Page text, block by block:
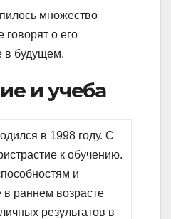
множество
говорят о его
в будущем.
и учеба
в 1998 году. С
к обучению.
и
раннем возрасте
результатов в